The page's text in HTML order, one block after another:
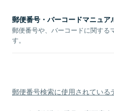
郵便番号・バーコードマニュア
郵便番号や、バーコードに関する
す。
郵便番号検索に使用されている